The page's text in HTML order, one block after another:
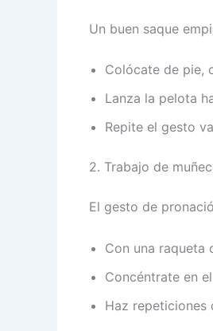
Un buen saque
Colócate de pie,
Lanza la pelota
Repite el gesto
2. Trabajo de
El gesto de
Con una raqueta
Concéntrate en
Haz repeticiones